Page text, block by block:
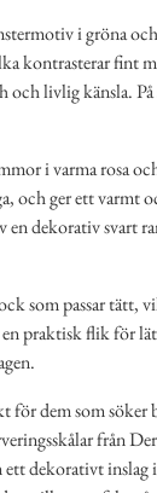
i gröna
kontrasterar fint
livlig känsla. På
i varma rosa
och ger ett varmt
dekorativ svart
som passar tätt,
praktisk flik för
för dem som
från
dekorativt inslag